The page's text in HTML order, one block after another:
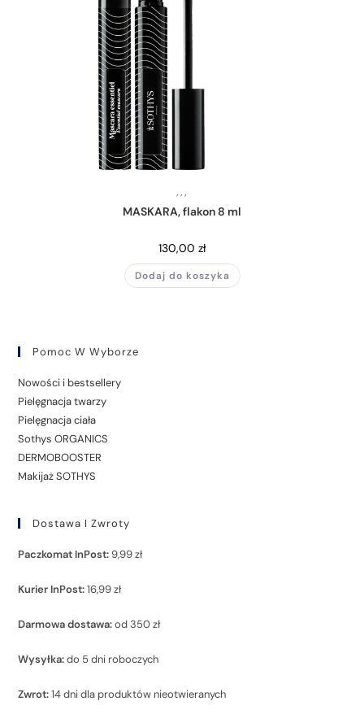
, , ,
MASKARA, flakon 8 ml
130,00 zł
Dodaj do koszyka
Pomoc W Wyborze
Nowości i bestsellery
Pielęgnacja twarzy
Pielęgnacja ciała
Sothys ORGANICS
DERMOBOOSTER
Makijaż SOTHYS
Dostawa I Zwroty
Paczkomat InPost:9,99 zł
Kurier InPost:16,99 zł
Darmowa dostawa:od 350 zł
Wysyłka:do 5 dni roboczych
Zwrot:14 dni dla produktów nieotwieranych